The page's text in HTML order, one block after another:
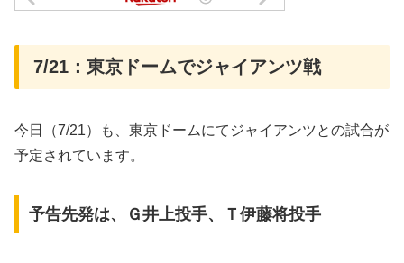
7/21：東京ドームでジャイアンツ戦
今日（7/21）も、東京ドームにてジャイアンツとの試合が
予定されています。
予告先発は、Ｇ井上投手、Ｔ伊藤将投手